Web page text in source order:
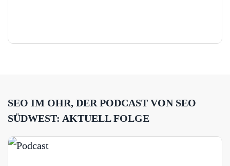
SEO IM OHR, DER PODCAST VON SEO
SÜDWEST: AKTUELL FOLGE